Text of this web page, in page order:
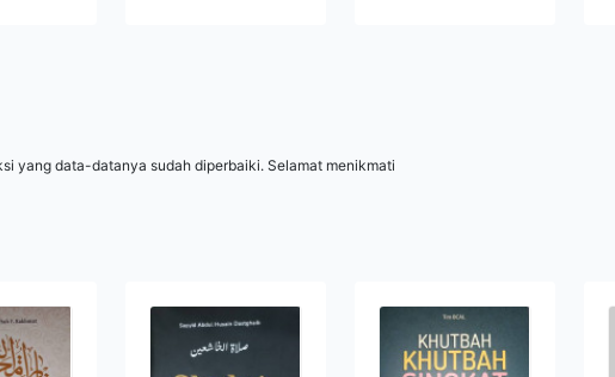
yang data-datanya sudah diperbaiki. Selamat menikmati